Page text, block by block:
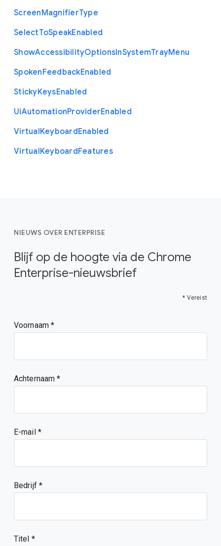
ScreenMagnifierType
SelectToSpeakEnabled
ShowAccessibilityOptionsInSystemTrayMenu
SpokenFeedbackEnabled
StickyKeysEnabled
UiAutomationProviderEnabled
VirtualKeyboardEnabled
VirtualKeyboardFeatures
NIEUWS OVER ENTERPRISE
Blijf op de hoogte via de Chrome
Enterprise-nieuwsbrief
* Vereist
Voornaam
Achternaam
E-mail
Bedrijf
Titel